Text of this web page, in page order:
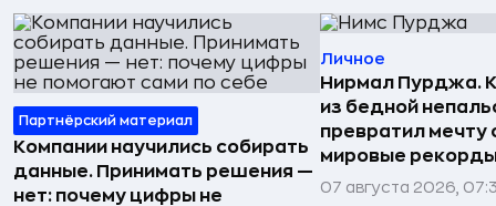
Партнёрский материал
Компании научились собирать
данные. Принимать решения —
нет: почему цифры не
Личное
Нирмал Пурджа.
из бедной
превратил мечту
мировые рекорды
07 августа 2026,